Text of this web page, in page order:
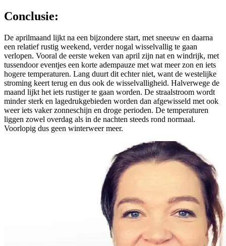
Conclusie:
De aprilmaand lijkt na een bijzondere start, met sneeuw en daarna
een relatief rustig weekend, verder nogal wisselvallig te gaan
verlopen. Vooral de eerste weken van april zijn nat en windrijk, met
tussendoor eventjes een korte adempauze met wat meer zon en iets
hogere temperaturen. Lang duurt dit echter niet, want de westelijke
stroming keert terug en dus ook de wisselvalligheid. Halverwege de
maand lijkt het iets rustiger te gaan worden. De straalstroom wordt
minder sterk en lagedrukgebieden worden dan afgewisseld met ook
weer iets vaker zonneschijn en droge perioden. De temperaturen
liggen zowel overdag als in de nachten steeds rond normaal.
Voorlopig dus geen winterweer meer.